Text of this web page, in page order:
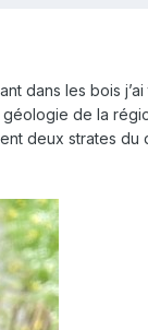
dans les bois
de la
deux strates